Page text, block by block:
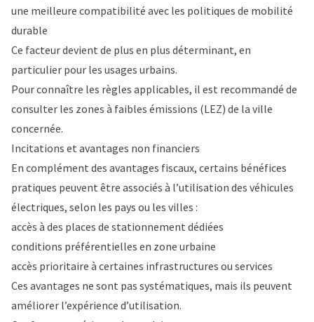
une meilleure compatibilité avec les politiques de mobilité
durable
Ce facteur devient de plus en plus déterminant, en
particulier pour les usages urbains.
Pour connaître les règles applicables, il est recommandé de
consulter les zones à faibles émissions (LEZ) de la ville
concernée.
Incitations et avantages non financiers
En complément des avantages fiscaux, certains bénéfices
pratiques peuvent être associés à l’utilisation des véhicules
électriques, selon les pays ou les villes :
accès à des places de stationnement dédiées
conditions préférentielles en zone urbaine
accès prioritaire à certaines infrastructures ou services
Ces avantages ne sont pas systématiques, mais ils peuvent
améliorer l’expérience d’utilisation.